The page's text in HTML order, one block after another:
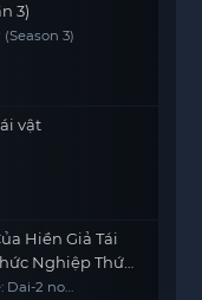
3)
3)
vật
Hiền Giả Tái
Nghiệp Thứ
Mạnh Nhất
Dai-2 no